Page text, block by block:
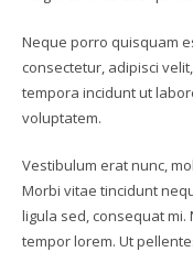
Neque porro quisquam
consectetur, adipisci
tempora incidunt ut
voluptatem.
Vestibulum erat nunc,
Morbi vitae tincidunt
ligula sed, consequat
tempor lorem. Ut